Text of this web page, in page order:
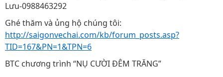
Lưu-0988463292
Ghé thăm và ủng hộ chúng tôi:
http://saigonvechai.com/kb/forum_posts.asp?
TID=167&PN=1&TPN=6
BTC chương trình “NỤ CƯỜI ĐÊM TRĂNG”